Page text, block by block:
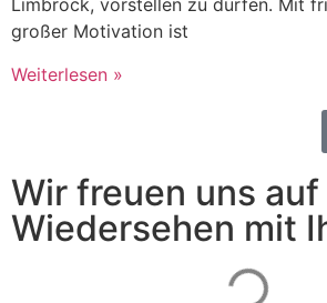
Limbrock, vorstellen zu dürfen. Mit
großer Motivation ist
Weiterlesen »
Wir freuen uns auf
Wiedersehen mit